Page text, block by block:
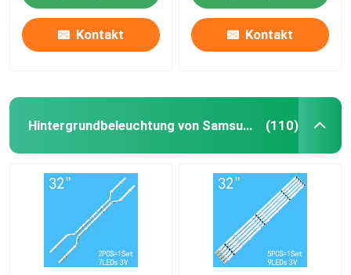
Kontakt Kontakt
Hintergrundbeleuchtung von Samsung TV (110)